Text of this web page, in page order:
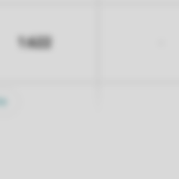
1.622